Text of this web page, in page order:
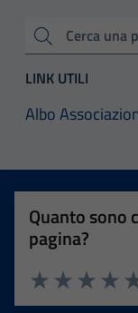
Cerca una parola chiave
LINK UTILI
Albo
Quanto sono
pagina?
Valuta 3
Valuta 2
Valuta 1 stelle su